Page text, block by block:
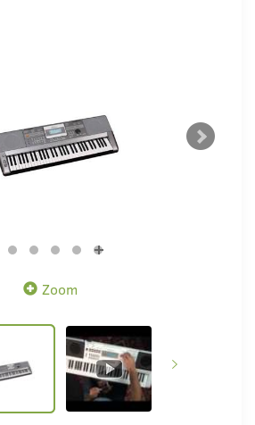
Zoom